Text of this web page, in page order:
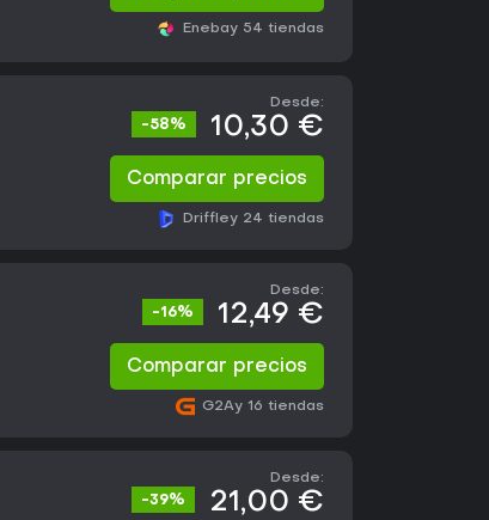
Enebay 54 tiendas
-58%
Desde:
10,30 €
Comparar precios
Driffley 24 tiendas
-16%
Desde:
12,49 €
Comparar precios
G2Ay 16 tiendas
-39%
Desde:
21,00 €